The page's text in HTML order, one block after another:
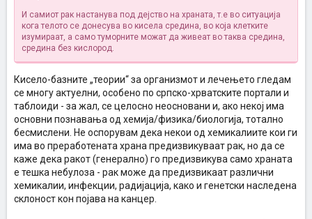
И самиот рак настанува под дејство на храната, т.е во ситуација
кога телото се донесува во кисела средина, во која клетките
изумираат, а само туморните можат да живеат во таква средина,
средина без кислород.
Кисело-базните „теории“ за организмот и лечењето гледам
се многу актуелни, особено по српско-хрватските портали и
таблоиди - за жал, се целосно неосновани и, ако некој има
основни познавања од хемија/физика/биологија, тотално
бесмислени. Не оспорувам дека некои од хемикалиите кои ги
има во преработената храна предизвикуваат рак, но да се
каже дека ракот (генерално) го предизвикува само храната
е тешка небулоза - рак може да предизвикаат различни
хемикалии, инфекции, радијација, како и генетски наследена
склоност кон појава на канцер.